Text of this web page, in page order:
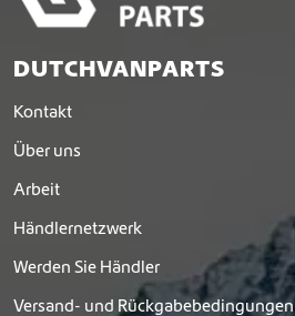
DUTCHVANPARTS
Kontakt
Über uns
Arbeit
Händlernetzwerk
Werden Sie Händler
Versand- und Rückgabebedingungen